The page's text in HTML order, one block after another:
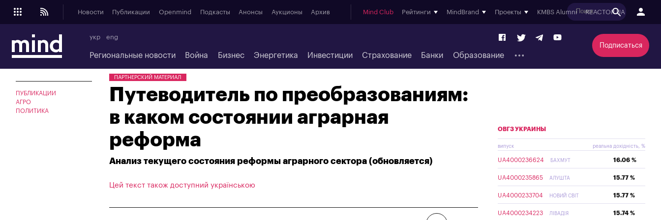
Новости Публикации Openmind Подкасты Анонсы Аукционы Архив Mind Club Рейтинги MindBrand Проекты KMBS Alumni REACTOR.UA
укр eng
Региональные новости Война Бизнес Энергетика Инвестиции Страхование Банки Образование
Подписаться
ПУБЛИКАЦИИ
АГРО
ПОЛИТИКА
ПАРТНЕРСКИЙ МАТЕРИАЛ
Путеводитель по преобразованиям:
в каком состоянии аграрная
реформа
Анализ текущего состояния реформы аграрного сектора (обновляется)
Цей текст також доступний українською
ОВГЗ УКРАИНЫ
випуск реальна дохідність, %
UA4000236624 БАХМУТ 16.06 %
UA4000235865 АЛУШТА 15.77 %
UA4000233704 НОВИЙ СВІТ 15.77 %
UA4000234223 ЛІВАДІЯ 15.74 %